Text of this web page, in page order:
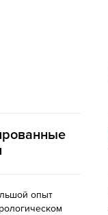
опыт